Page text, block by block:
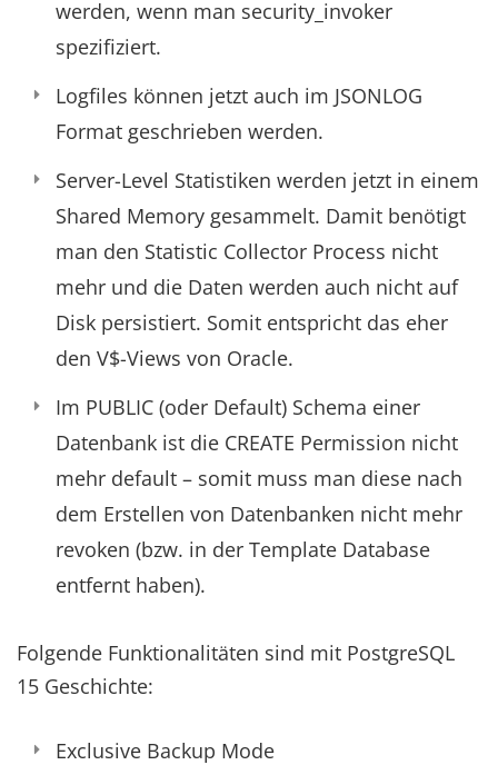
werden, wenn man security_invoker
spezifiziert.
Logfiles können jetzt auch im JSONLOG
Format geschrieben werden.
Server-Level Statistiken werden jetzt in einem
Shared Memory gesammelt. Damit benötigt
man den Statistic Collector Process nicht
mehr und die Daten werden auch nicht auf
Disk persistiert. Somit entspricht das eher
den V$-Views von Oracle.
Im PUBLIC (oder Default) Schema einer
Datenbank ist die CREATE Permission nicht
mehr default – somit muss man diese nach
dem Erstellen von Datenbanken nicht mehr
revoken (bzw. in der Template Database
entfernt haben).
Folgende Funktionalitäten sind mit PostgreSQL
15 Geschichte:
Exclusive Backup Mode